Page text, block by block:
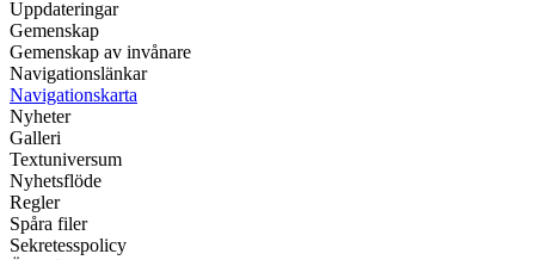
Uppdateringar
Gemenskap
Gemenskap av invånare
Navigationslänkar
Navigationskarta
Nyheter
Galleri
Textuniversum
Nyhetsflöde
Regler
Spåra filer
Sekretesspolicy